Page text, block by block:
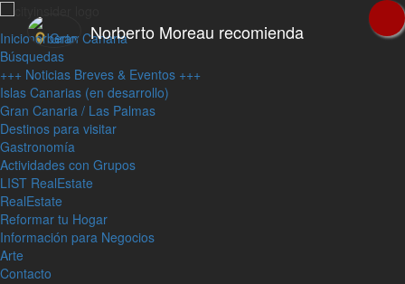
Norberto Moreau recomienda
Inicio
Gran Canaria
Búsquedas
+++ Noticias Breves & Eventos +++
Islas Canarias (en desarrollo)
Gran Canaria / Las Palmas
Destinos para visitar
Gastronomía
Actividades con Grupos
LIST RealEstate
RealEstate
Reformar tu Hogar
Información para Negocios
Arte
Contacto